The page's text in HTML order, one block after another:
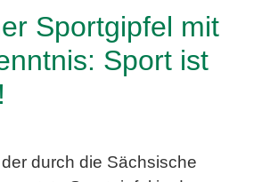
Sportgipfel mit
Sport ist
durch die Sächsische